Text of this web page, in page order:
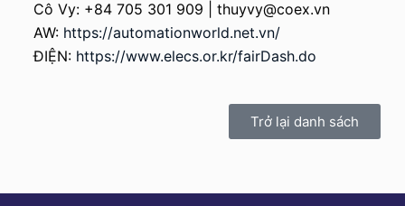
Cô Vy: +84 705 301 909 | thuyvy@coex.vn
AW: https://automationworld.net.vn/
ĐIỆN: https://www.elecs.or.kr/fairDash.do
Trở lại danh sách